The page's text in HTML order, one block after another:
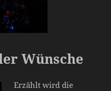
Wünsche
Erzählt wird die